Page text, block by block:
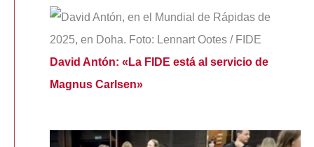
David Antón: «La FIDE está al servicio de
Magnus Carlsen»